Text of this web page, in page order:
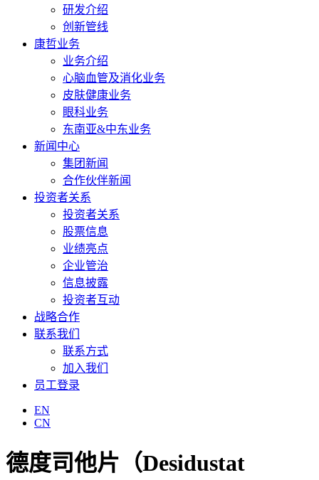
研发介绍
创新管线
康哲业务
业务介绍
心脑血管及消化业务
皮肤健康业务
眼科业务
东南亚&中东业务
新闻中心
集团新闻
合作伙伴新闻
投资者关系
投资者关系
股票信息
业绩亮点
企业管治
信息披露
投资者互动
战略合作
联系我们
联系方式
加入我们
员工登录
EN
CN
德度司他片（Desidustat